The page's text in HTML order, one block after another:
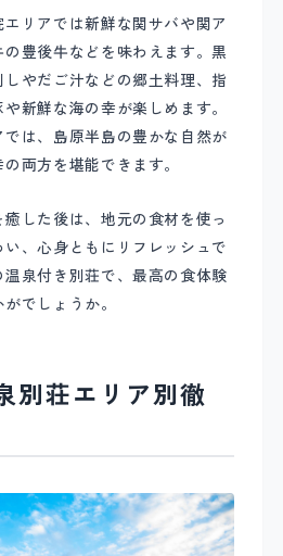
リアでは新鮮な関サバや関ア
豊後牛などを味わえます。黒
やだご汁などの郷土料理、指
新鮮な海の幸が楽しめます。
は、島原半島の豊かな自然が
両方を堪能できます。
した後は、地元の食材を使っ
、心身ともにリフレッシュで
泉付き別荘で、最高の食体験
でしょうか。
別荘エリア別徹